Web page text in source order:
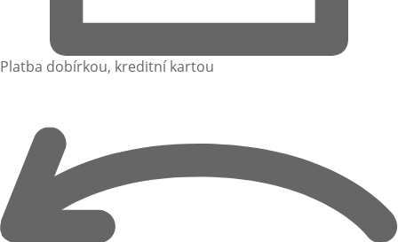
Platba dobírkou, kreditní kartou